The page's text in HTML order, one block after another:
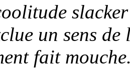
un sens
fait